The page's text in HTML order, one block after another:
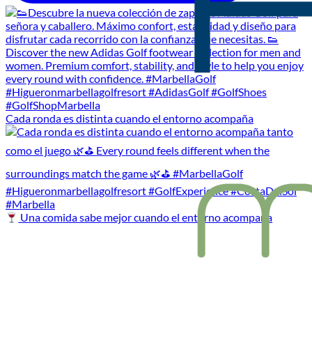
Cada ronda es distinta cuando el entorno acompaña
Una comida sabe mejor cuando el entorno acompaña